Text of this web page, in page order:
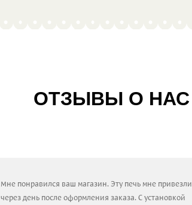
ОТЗЫВЫ О НАС
Мне понравился ваш магазин. Эту печь мне привезли
через день после оформления заказа. С установкой